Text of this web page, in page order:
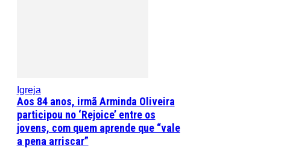
Igreja
Aos 84 anos, irmã Arminda Oliveira
participou no ‘Rejoice’ entre os
jovens, com quem aprende que “vale
a pena arriscar”